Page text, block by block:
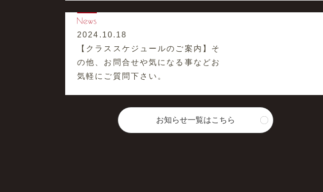
2024.10.18
【クラススケジュールのご案内】そ
の他、お問合せや気になる事などお
気軽にご質問下さい。
お知らせ一覧はこちら